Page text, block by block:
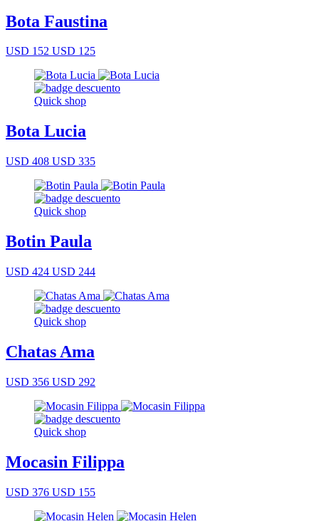
Bota Faustina
USD 152 USD 125
Quick shop
Bota Lucia
USD 408 USD 335
Quick shop
Botin Paula
USD 424 USD 244
Quick shop
Chatas Ama
USD 356 USD 292
Quick shop
Mocasin Filippa
USD 376 USD 155